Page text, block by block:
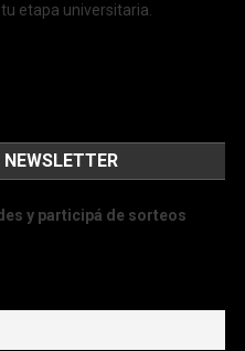
etapa universitaria.
y participá de sorteos